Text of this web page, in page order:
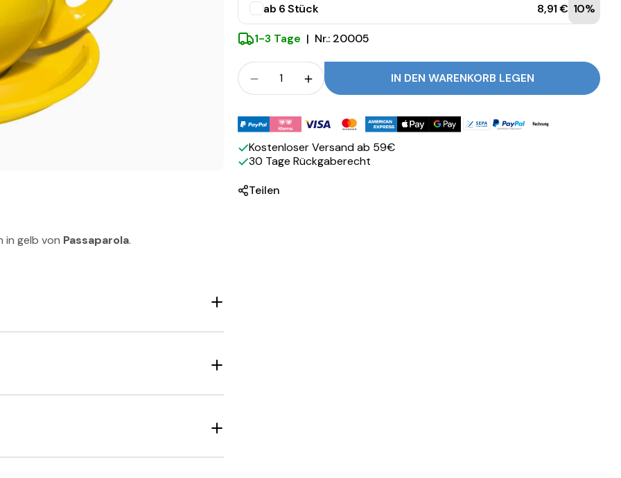
in gelb von Passaparola.
ab 6 Stück 8,91 € 10%
1-3 Tage | Nr.: 20005
Menge
Menge für Passaparola Milchkaffee Tasse verringern
Menge für Passaparola Milchkaffee Tasse erhöhen
IN DEN WARENKORB LEGEN
Zahlungsmethoden
Kostenloser Versand ab 59€
30 Tage Rückgaberecht
Teilen